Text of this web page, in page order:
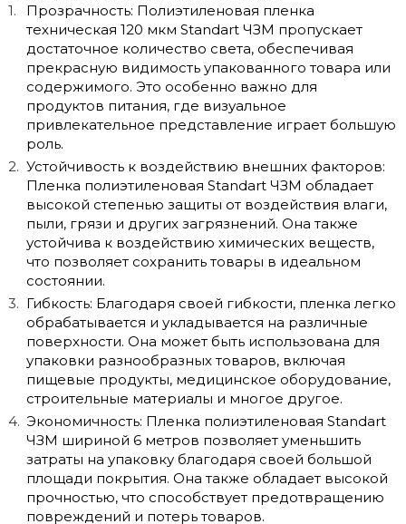
Прозрачность: Полиэтиленовая пленка
техническая 120 мкм Standart ЧЗМ пропускает
достаточное количество света, обеспечивая
прекрасную видимость упакованного товара или
содержимого. Это особенно важно для
продуктов питания, где визуальное
привлекательное представление играет большую
роль.
Устойчивость к воздействию внешних факторов:
Пленка полиэтиленовая Standart ЧЗМ обладает
высокой степенью защиты от воздействия влаги,
пыли, грязи и других загрязнений. Она также
устойчива к воздействию химических веществ,
что позволяет сохранить товары в идеальном
состоянии.
Гибкость: Благодаря своей гибкости, пленка легко
обрабатывается и укладывается на различные
поверхности. Она может быть использована для
упаковки разнообразных товаров, включая
пищевые продукты, медицинское оборудование,
строительные материалы и многое другое.
Экономичность: Пленка полиэтиленовая Standart
ЧЗМ шириной 6 метров позволяет уменьшить
затраты на упаковку благодаря своей большой
площади покрытия. Она также обладает высокой
прочностью, что способствует предотвращению
повреждений и потерь товаров.